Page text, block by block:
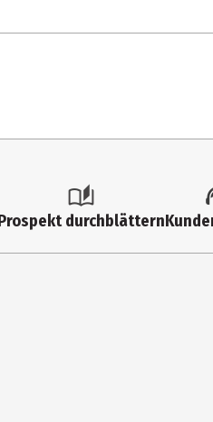
Anwendung): 3 Kappen
Tipp: Starke Nässe auf dem
durchblättern